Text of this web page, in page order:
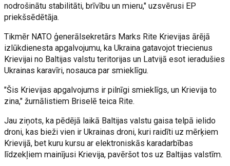
nodrošinātu stabilitāti, brīvību un mieru," uzsvērusi EP
priekšsēdētāja.
Tikmēr NATO ģenerālsekretārs Marks Rite Krievijas ārējā
izlūkdienesta apgalvojumu, ka Ukraina gatavojot triecienus
Krievijai no Baltijas valstu teritorijas un Latvijā esot ieradušies
Ukrainas karavīri, nosauca par smieklīgu.
"Šis Krievijas apgalvojums ir pilnīgi smieklīgs, un Krievija to
zina," žurnālistiem Briselē teica Rite.
Jau ziņots, ka pēdējā laikā Baltijas valstu gaisa telpā ielido
droni, kas bieži vien ir Ukrainas droni, kuri raidīti uz mērķiem
Krievijā, bet kuru kursu ar elektroniskās karadarbības
līdzekļiem mainījusi Krievija, pavēršot tos uz Baltijas valstīm.